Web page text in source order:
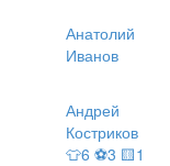
Анатолий
Иванов
Андрей
Костриков
👕6 ⚽3 🟨1